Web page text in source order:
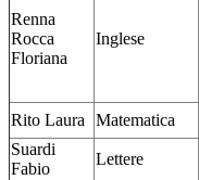
Renna
Rocca
Floriana
Inglese
Rito Laura Matematica
Suardi
Fabio
Lettere